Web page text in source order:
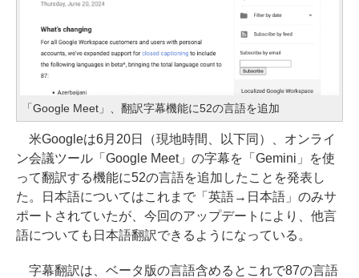
「Google Meet」、翻訳字幕機能に52の言語を追加
米Googleは6月20日（現地時間、以下同）、オンライ
ン会議ツール「Google Meet」の字幕を「Gemini」を使
って翻訳する機能に52の言語を追加したことを発表し
た。日本語についてはこれまで「英語→日本語」のみサ
ポートされていたが、今回のアップデートにより、他言
語についても日本語翻訳できるようになっている。
字幕翻訳は、ベータ版の言語含めるとこれで87の言語